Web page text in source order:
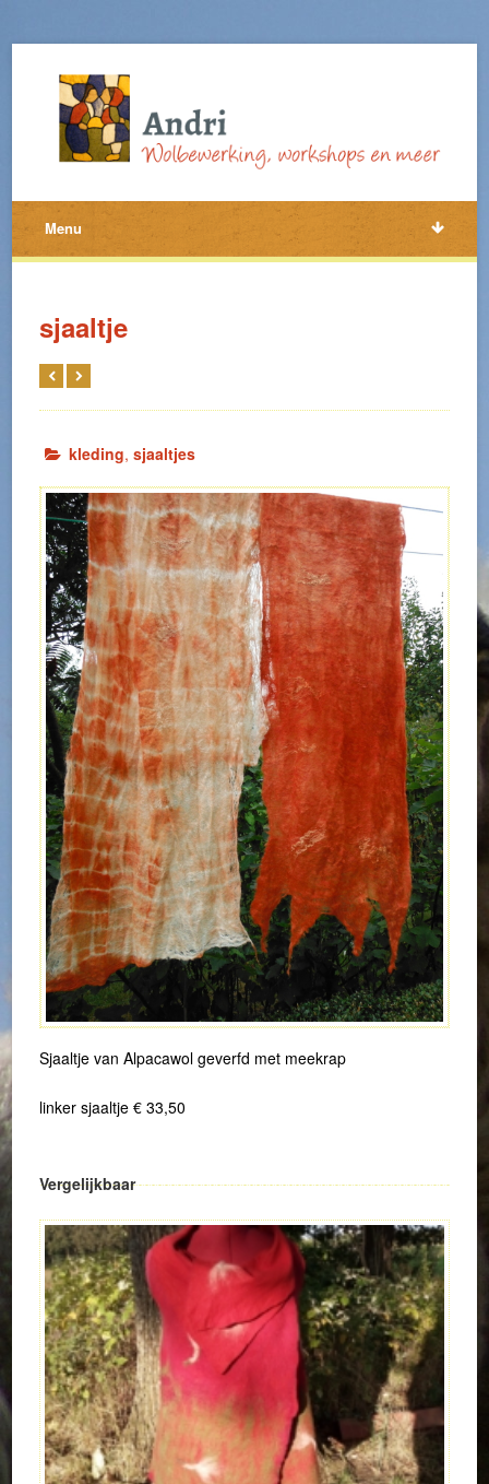
Menu
sjaaltje
kleding,sjaaltjes
Sjaaltje van Alpacawol geverfd met meekrap
linker sjaaltje € 33,50
Vergelijkbaar